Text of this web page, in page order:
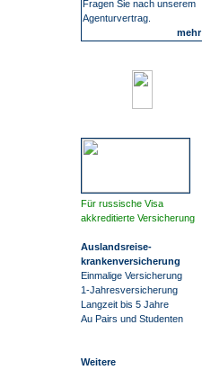
Fragen Sie nach unserem
Agenturvertrag.
mehr
Für russische Visa
akkreditierte Versicherung
Auslandsreise-
krankenversicherung
Einmalige Versicherung
1-Jahresversicherung
Langzeit bis 5 Jahre
Au Pairs und Studenten
Weitere